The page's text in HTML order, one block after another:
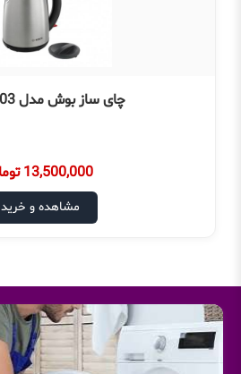
چای ساز بوش مدل TTA5603
13,500,000 تومان
مشاهده و خرید